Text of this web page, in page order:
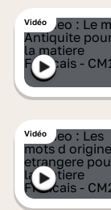
Vidéo
Vidéo